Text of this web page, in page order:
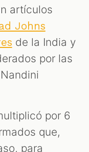
artículos
Johns
de la India y
por las
por 6
que,
para